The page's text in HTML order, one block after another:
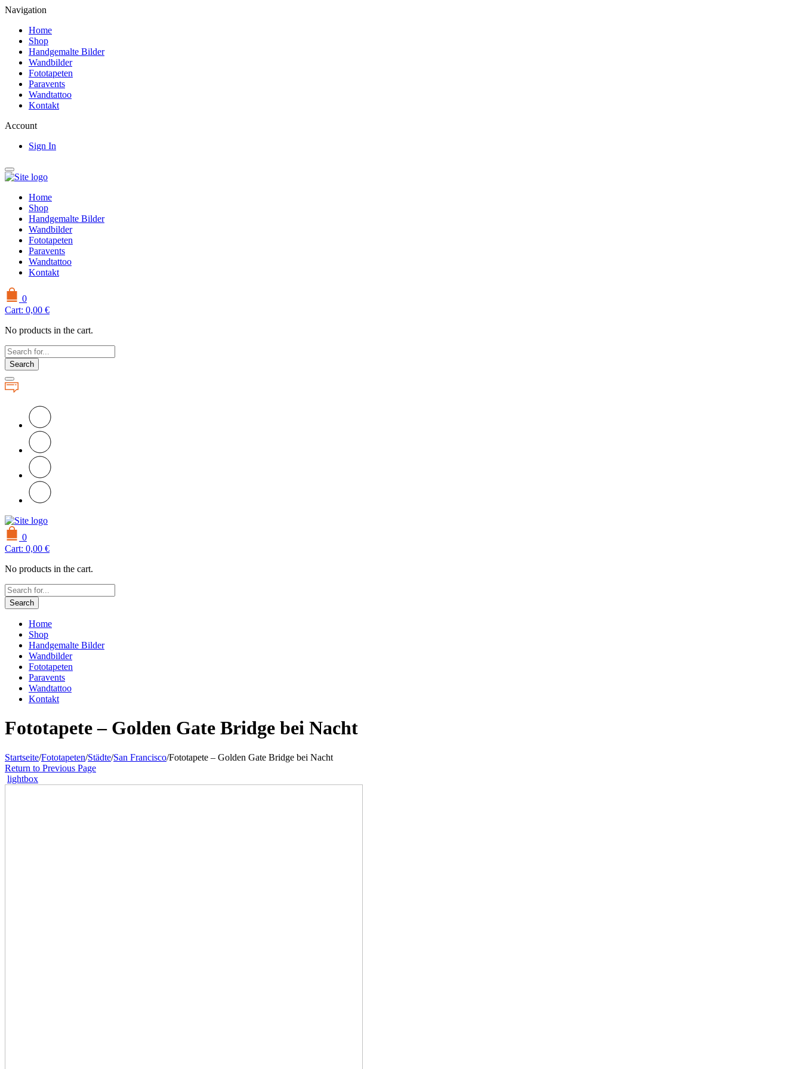
Navigation
Home
Shop
Handgemalte Bilder
Wandbilder
Fototapeten
Paravents
Wandtattoo
Kontakt
Account
Sign In
Home
Shop
Handgemalte Bilder
Wandbilder
Fototapeten
Paravents
Wandtattoo
Kontakt
0
Cart: 0,00 €
No products in the cart.
Search
0
Cart: 0,00 €
No products in the cart.
Search
Home
Shop
Handgemalte Bilder
Wandbilder
Fototapeten
Paravents
Wandtattoo
Kontakt
Fototapete – Golden Gate Bridge bei Nacht
Startseite/Fototapeten/Städte/San Francisco/Fototapete – Golden Gate Bridge bei Nacht
Return to Previous Page
lightbox